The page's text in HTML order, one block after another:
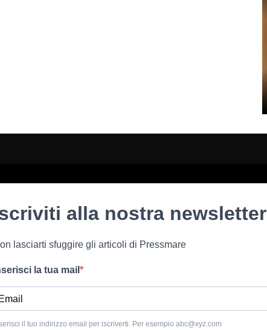
alla nostra newsletter
lasciarti sfuggire gli articoli di Pressmare
la tua mail
il tuo indirizzo email per iscriverti. Per esempio abc@xyz.com